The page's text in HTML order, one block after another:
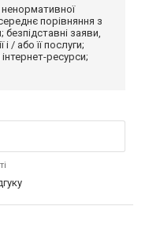
порівняння з
заяви,
/ або її послуги;
ресурси;